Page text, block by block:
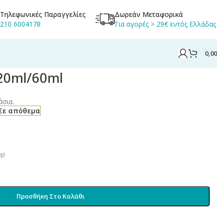
Τηλεφωνικές Παραγγελίες
210 6004178
Δωρεάν Μεταφορικά
Για αγορές > 29€ εντός
60ml
απόθεμα
Προσθήκη Στο Καλάθι